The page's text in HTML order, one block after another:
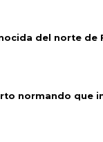
del norte de
normando que